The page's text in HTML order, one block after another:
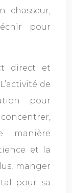
chasseur,
pour
direct et
de
pour
manière
et la
manger
pour sa